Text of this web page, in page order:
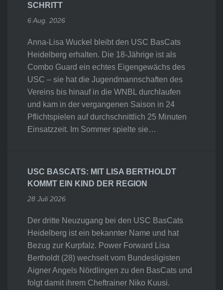
SCHRITT
6 Aug. 2026
Anna-Lisa Wuckel bleibt den USC BasCats
Heidelberg erhalten. Die 18-Jährige ist als
Combo Guard ein echtes Eigengewächs des
USC – sie hat die Jugendmannschaften des
Vereins bis hinauf in die WNBL durchlaufen
und kam in der vergangenen Saison in 24
Pflichtspielen auf durchschnittlich 25 Minuten
Einsatzzeit. Im Sommer spielte sie…
USC BASCATS: MIT LISA BERTHOLDT
KOMMT EIN KIND DER REGION
28 Juli 2026
Der dritte Neuzugang bei den USC BasCats
Heidelberg ist ein bekannter Name und hat
Bezug zur Kurpfalz. Power Forward Lisa
Bertholdt (28) wechselt vom Bundesligisten
Aigner Angels Nördlingen zu den BasCats und
folgt damit ihrem Cheftrainer Niko Kuusi.